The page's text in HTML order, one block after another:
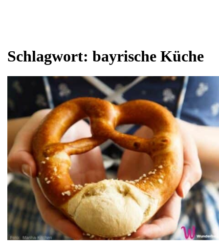
Schlagwort: bayrische Küche